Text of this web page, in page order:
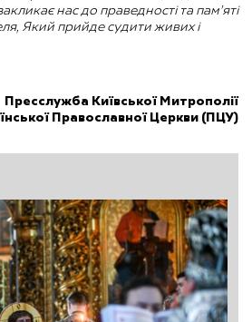
нас до праведності та пам’яті
Який прийде судити живих і
Пресслужба Київської Митрополії
Православної Церкви (ПЦУ)